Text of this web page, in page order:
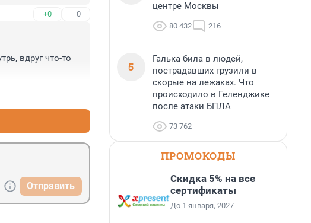
+0 –0
вдруг что-то
Отправить
центре Москвы
80 432 216
5
Галька била в людей,
пострадавших грузили в
скорые на лежаках. Что
происходило в Геленджике
после атаки БПЛА
73 762
ПРОМОКОДЫ
Скидка 5% на все
сертификаты
До 1 января, 2027